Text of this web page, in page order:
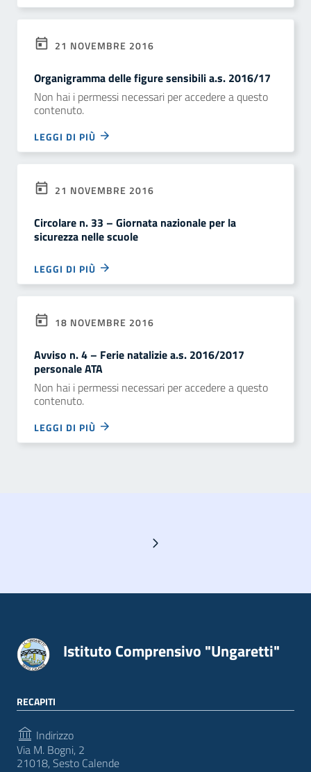
21 NOVEMBRE 2016
Organigramma delle figure sensibili a.s. 2016/17
Non hai i permessi necessari per accedere a questo
contenuto.
LEGGI DI PIÙ
21 NOVEMBRE 2016
Circolare n. 33 – Giornata nazionale per la
sicurezza nelle scuole
LEGGI DI PIÙ
18 NOVEMBRE 2016
Avviso n. 4 – Ferie natalizie a.s. 2016/2017
personale ATA
Non hai i permessi necessari per accedere a questo
contenuto.
LEGGI DI PIÙ
Pagina successiva
Istituto Comprensivo "Ungaretti"
RECAPITI
Indirizzo
Via M. Bogni, 2
21018, Sesto Calende